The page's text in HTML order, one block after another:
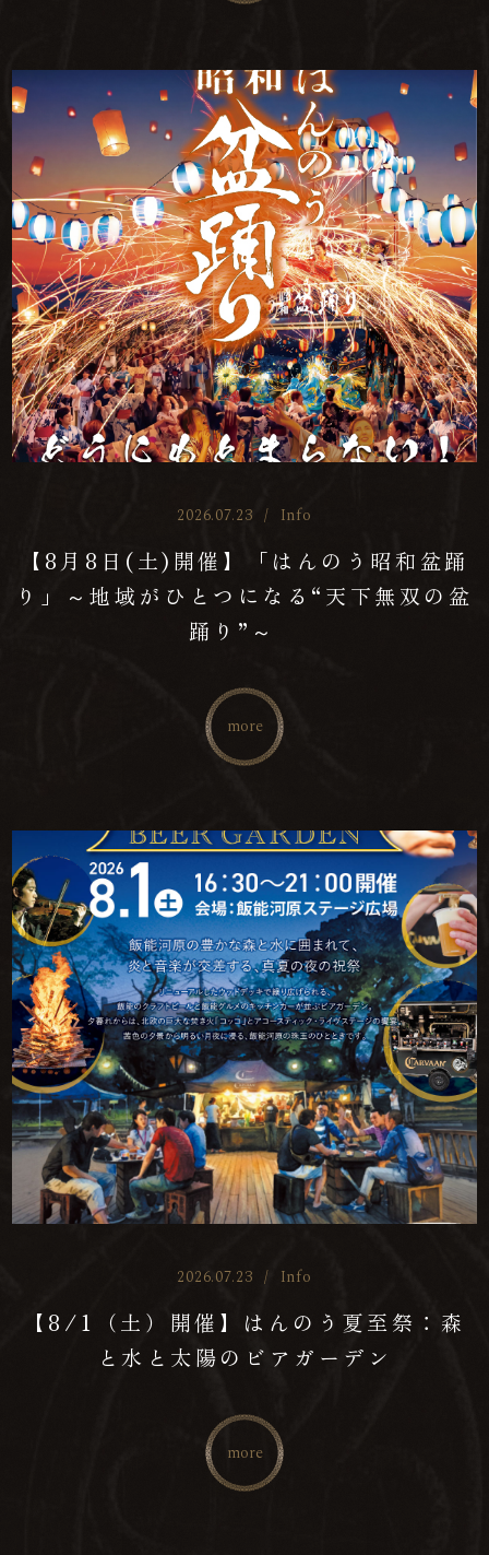
2026.07.23 / Info
【8月8日(土)開催】「はんのう昭和盆踊
り」～地域がひとつになる“天下無双の盆
踊り”～
more
2026.07.23 / Info
【8/1（土）開催】はんのう夏至祭：森
と水と太陽のビアガーデン
more